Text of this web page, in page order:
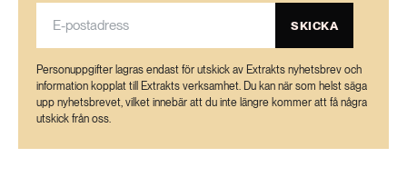
SKICKA
Personuppgifter lagras endast för utskick av Extrakts nyhetsbrev och
information kopplat till Extrakts verksamhet. Du kan när som helst säga
upp nyhetsbrevet, vilket innebär att du inte längre kommer att få några
utskick från oss.